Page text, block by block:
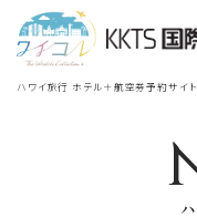
ハワイ旅行 ホテル＋航空券予約サ
TOP